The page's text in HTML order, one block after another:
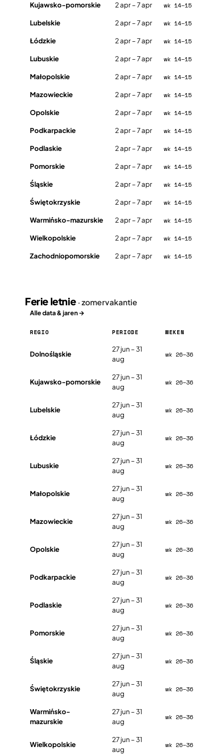
Kujawsko-pomorskie 2 apr – 7 apr wk 14–15
Lubelskie 2 apr – 7 apr wk 14–15
Łódzkie 2 apr – 7 apr wk 14–15
Lubuskie 2 apr – 7 apr wk 14–15
Małopolskie 2 apr – 7 apr wk 14–15
Mazowieckie 2 apr – 7 apr wk 14–15
Opolskie 2 apr – 7 apr wk 14–15
Podkarpackie 2 apr – 7 apr wk 14–15
Podlaskie 2 apr – 7 apr wk 14–15
Pomorskie 2 apr – 7 apr wk 14–15
Śląskie 2 apr – 7 apr wk 14–15
Świętokrzyskie 2 apr – 7 apr wk 14–15
Warmińsko-mazurskie 2 apr – 7 apr wk 14–15
Wielkopolskie 2 apr – 7 apr wk 14–15
Zachodniopomorskie 2 apr – 7 apr wk 14–15
Ferie letnie · zomervakantie
Alle data & jaren →
Ferie letnie in Polen 2026, per regio
REGIO PERIODE WEKEN
Dolnośląskie
27 jun – 31
aug
wk 26–36
Kujawsko-pomorskie
27 jun – 31
aug
wk 26–36
Lubelskie
27 jun – 31
aug
wk 26–36
Łódzkie
27 jun – 31
aug
wk 26–36
Lubuskie
27 jun – 31
aug
wk 26–36
Małopolskie
27 jun – 31
aug
wk 26–36
Mazowieckie
27 jun – 31
aug
wk 26–36
Opolskie
27 jun – 31
aug
wk 26–36
Podkarpackie
27 jun – 31
aug
wk 26–36
Podlaskie
27 jun – 31
aug
wk 26–36
Pomorskie
27 jun – 31
aug
wk 26–36
Śląskie
27 jun – 31
aug
wk 26–36
Świętokrzyskie
27 jun – 31
aug
wk 26–36
Warmińsko-
mazurskie
27 jun – 31
aug
wk 26–36
Wielkopolskie
27 jun – 31
aug
wk 26–36